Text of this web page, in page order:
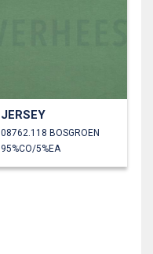
JERSEY
08762.118 BOSGROEN
95%CO/5%EA